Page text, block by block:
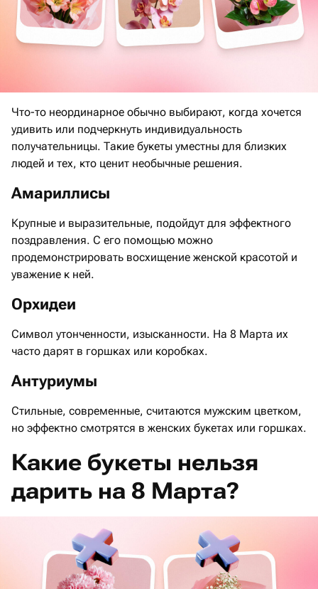
Что-то неординарное обычно выбирают, когда хочется
удивить или подчеркнуть индивидуальность
получательницы. Такие букеты уместны для близких
людей и тех, кто ценит необычные решения.
Амариллисы
Крупные и выразительные, подойдут для эффектного
поздравления. С его помощью можно
продемонстрировать восхищение женской красотой и
уважение к ней.
Орхидеи
Символ утонченности, изысканности. На 8 Марта их
часто дарят в горшках или коробках.
Антуриумы
Стильные, современные, считаются мужским цветком,
но эффектно смотрятся в женских букетах или горшках.
Какие букеты нельзя
дарить на 8 Марта?